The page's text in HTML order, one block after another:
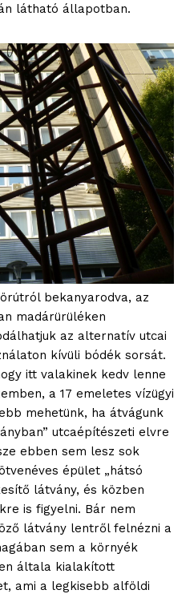
látható állapotban.
bekanyarodva, az
madárürüléken
az alternatív utcai
kívüli bódék sorsát.
itt valakinek kedv lenne
a 17 emeletes vízügyi
mehetünk, ha átvágunk
utcaépítészeti elvre
ebben sem lesz sok
épület „hátsó
látvány, és közben
is figyelni. Bár nem
látvány lentről felnézni a
sem a környék
általa kialakított
ami a legkisebb alföldi